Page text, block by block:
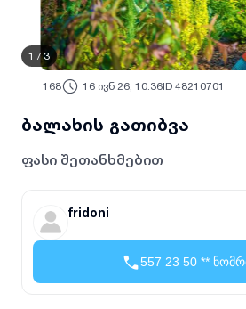
1 / 3
168 16 ივნ 26, 10:36ID 48210701
ბალახის გათიბვა
ფასი შეთანხმებით
fridoni
557 23 50 **